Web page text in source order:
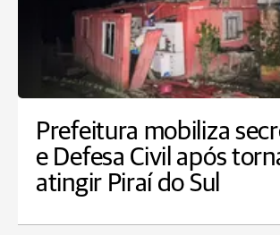
Prefeitura mobiliza
e Defesa Civil após
atingir Piraí do Sul